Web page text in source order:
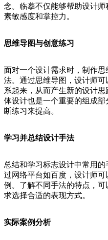
念。临摹不仅能够帮助设计
素敏感度和掌控力。
思维导图与创意练习
面对一个设计需求时，制作
法。通过思维导图，设计师
系起来，从而产生新的设计
体设计也是一个重要的组成
断练习来提高。
学习并总结设计手法
总结和学习标志设计中常用
过网络平台如百度，设计师
例。了解不同手法的特点，
求选择合适的表现方式。
实际案例分析